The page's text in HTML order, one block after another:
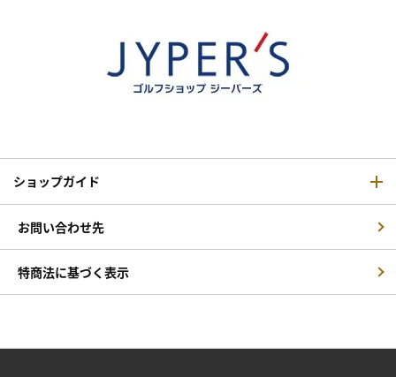
ショップガイド
お問い合わせ先
特商法に基づく表示